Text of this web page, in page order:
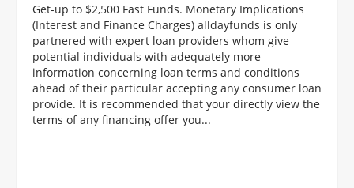
Get-up to $2,500 Fast Funds. Monetary Implications
(Interest and Finance Charges) alldayfunds is only
partnered with expert loan providers whom give
potential individuals with adequately more
information concerning loan terms and conditions
ahead of their particular accepting any consumer loan
provide. It is recommended that your directly view the
terms of any financing offer you...